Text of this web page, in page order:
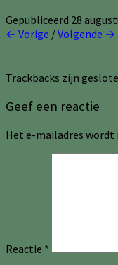
Gepubliceerd 28
← Vorige /Volgende →
Trackbacks zijn
Geef een reactie
Het e-mailadres wordt
Reactie *